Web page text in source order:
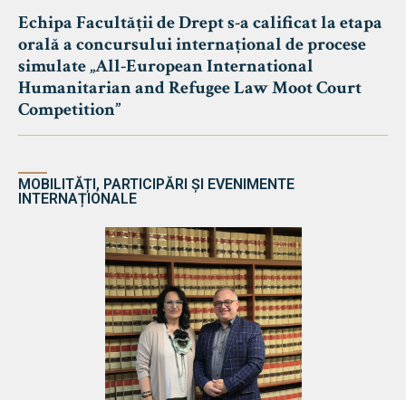
Echipa Facultății de Drept s-a calificat la etapa
orală a concursului internațional de procese
simulate „All-European International
Humanitarian and Refugee Law Moot Court
Competition”
MOBILITĂȚI, PARTICIPĂRI ȘI EVENIMENTE
INTERNAȚIONALE